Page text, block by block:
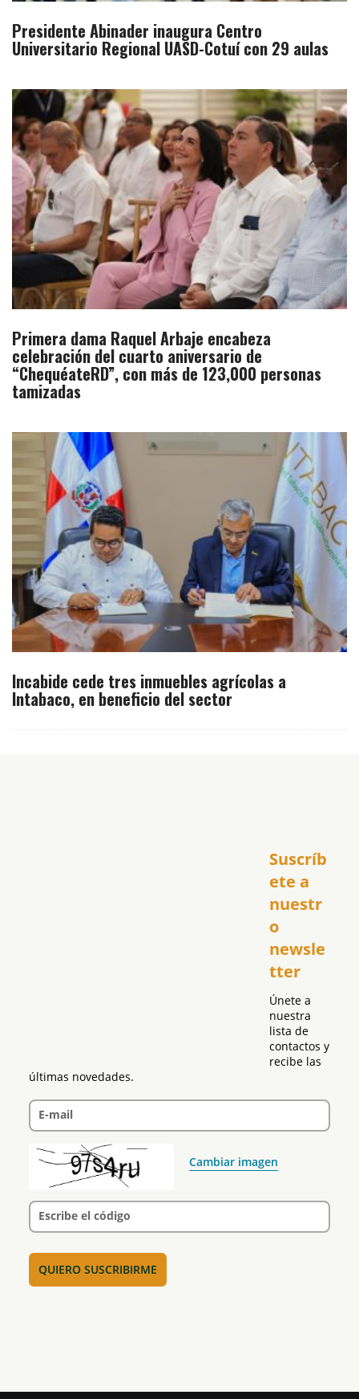
Presidente Abinader inaugura Centro
Universitario Regional UASD-Cotuí con 29 aulas
Primera dama Raquel Arbaje encabeza
celebración del cuarto aniversario de
“ChequéateRD”, con más de 123,000 personas
tamizadas
Incabide cede tres inmuebles agrícolas a
Intabaco, en beneficio del sector
Suscríb
ete a
nuestr
o
newsle
tter
Únete a
nuestra
lista de
contactos y
recibe las
últimas novedades.
E-mail
Cambiar imagen
Escribe el código